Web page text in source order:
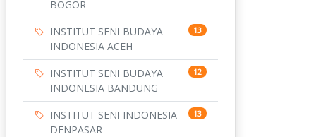
BOGOR
INSTITUT SENI BUDAYA
INDONESIA ACEH
13
INSTITUT SENI BUDAYA
INDONESIA BANDUNG
12
INSTITUT SENI INDONESIA
DENPASAR
13